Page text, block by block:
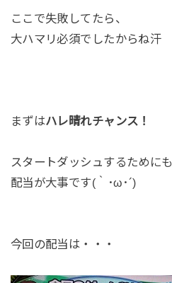
ここで失敗してたら、
大ハマリ必須でしたからね汗
まずはハレ晴れチャンス！
スタートダッシュするためにも
配当が大事です(｀･ω･´)
今回の配当は・・・